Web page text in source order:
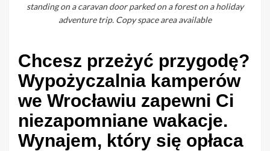
standing on a caravan door parked on a forest on a holiday
adventure trip. Copy space area available
Chcesz przeżyć przygodę?
Wypożyczalnia kamperów
we Wrocławiu zapewni Ci
niezapomniane wakacje.
Wynajem, który się opłaca